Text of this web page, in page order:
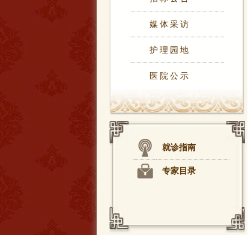
媒体采访
护理园地
医院公示
就诊指南
专家目录